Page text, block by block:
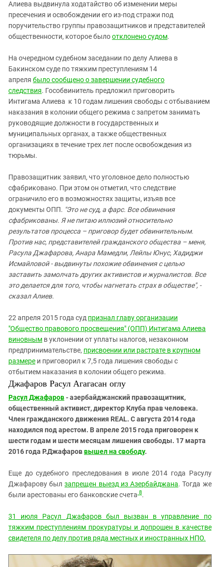
Алиева выдвинула ходатайство об изменении меры
пресечения и освобождении его из-под стражи под
поручительство группы правозащитников и представителей
общественности, которое былоотклонено судом.
На очередном судебном заседании по делу Алиева в
Бакинском суде по тяжким преступлениям 14
апреля былосообщено о завершении судебного
следствия. Гособвинитель предложил приговорить
Интигама Алиева к 10 годам лишения свободы с отбыванием
наказания в колонии общего режима с запретом занимать
руководящие должности в государственных и
муниципальных органах, а также общественных
организациях в течение трех лет после освобождения из
тюрьмы.
Правозащитник заявил, что уголовное дело полностью
сфабриковано. При этом он отметил, что следствие
ограничило его в возможностях защиты, изъяв все
документы ОПП. "Это не суд, а фарс. Все обвинения
сфабрикованы. Я не питаю иллюзий относительно
результатов процесса – приговор будет обвинительным.
Против нас, представителей гражданского общества – меня,
Расула Джафарова, Анара Мамедли, Лейлы Юнус, Хадиджи
Исмайловой - выдвинуты похожие обвинения с целью
заставить замолчать других активистов и журналистов. Все
это делается для того, чтобы нагнетать страх в обществе", -
сказал Алиев.
22 апреля 2015 года суд признал главу организации
"Общество правового просвещения" (ОПП) Интигама Алиева
виновным в уклонении от уплаты налогов, незаконном
предпринимательстве, присвоении или растрате в крупном
размере и приговорил к 7,5 года лишения свободы с
отбытием наказания в колонии общего режима.
Джафаров Расул Агагасан оглу
Расул Джафаров- азербайджанский правозащитник,
общественный активист, директор Клуба прав человека.
Член гражданского движения REAL. С августа 2014 года
находился под арестом. В апреле 2015 года приговорен к
шести годам и шести месяцам лишения свободы. 17 марта
2016 года Р.Джафароввышел на свободу.
Еще до судебного преследования в июле 2014 года Расулу
Джафарову былзапрещен выезд из Азербайджана. Тогда же
были арестованы его банковские счета 8.
31 июля Расул Джафаров был вызван в управление по
тяжким преступлениям прокуратуры и допрошен в качестве
свидетеля по делу против ряда местных и иностранных НПО.